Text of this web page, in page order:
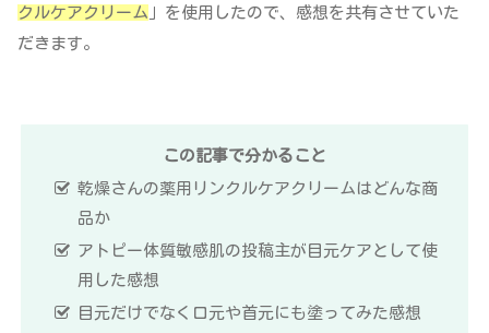
クルケアクリーム 」を使用したので、感想を共有させていた
だきます。
この記事で分かること
乾燥さんの薬用リンクルケアクリームはどんな商
品か
アトピー体質敏感肌の投稿主が目元ケアとして使
用した感想
目元だけでなく口元や首元にも塗ってみた感想